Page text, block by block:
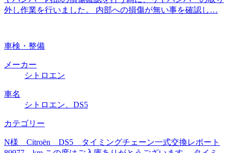
外し作業を行いました。 内部への損傷が無い事を確認し…
車検・整備
メーカー
シトロエン
車名
シトロエン、DS5
カテゴリー
N様 Citroën DS5 タイミングチェーン一式交換レポート